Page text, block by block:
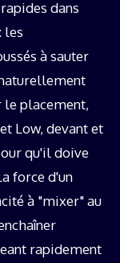
dans
les
à sauter
le placement,
Low, devant et
qu'il doive
force d'un
à "mixer" au
rapidement